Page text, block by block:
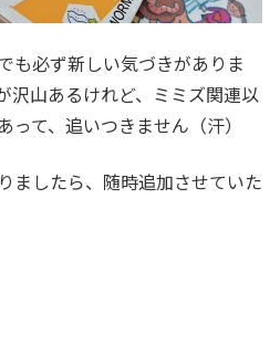
も必ず新しい気づきがありま
沢山あるけれど、ミミズ関連以
て、追いつきません（汗）
ましたら、随時追加させていた